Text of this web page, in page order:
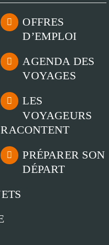
OFFRES
D’EMPLOI
AGENDA DES
VOYAGES
LES
VOYAGEURS
RACONTENT
PRÉPARER SON
DÉPART